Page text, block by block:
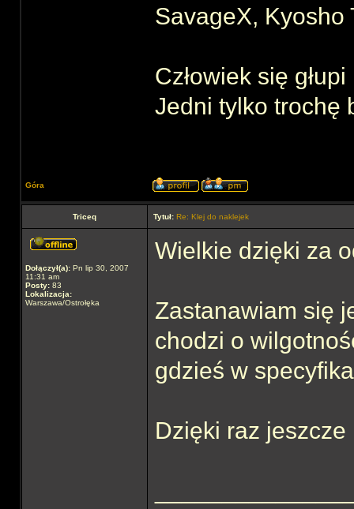
SavageX, Kyosho
Człowiek się
Jedni tylko trochę
Góra
Triceq Tytuł: Re: Klej do naklejek
Dołączył(a): Pn lip 30, 2007
11:31 am
Posty: 83
Lokalizacja:
Warszawa/Ostrołęka
Wielkie dzięki za
Zastanawiam się
chodzi o
gdzieś w
Dzięki raz jeszcze